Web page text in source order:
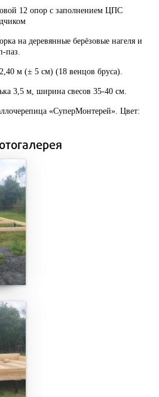
12 опор с заполнением ЦПС
на деревянные берёзовые нагеля и
паз.
м (± 5 см) (18 венцов бруса).
3,5 м, ширина свесов 35-40 см.
«СуперМонтерей». Цвет: